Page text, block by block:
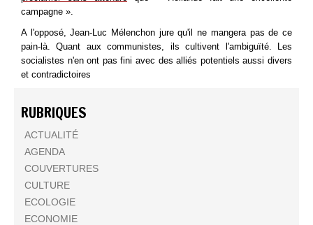
campagne ».
A l'opposé, Jean-Luc Mélenchon jure qu'il ne mangera pas de ce
pain-là. Quant aux communistes, ils cultivent l'ambiguïté. Les
socialistes n'en ont pas fini avec des alliés potentiels aussi divers
et contradictoires
RUBRIQUES
ACTUALITÉ
AGENDA
COUVERTURES
CULTURE
ECOLOGIE
ECONOMIE